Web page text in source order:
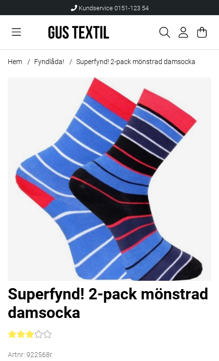
Kundservice 0151-123 54
.
Hem Fyndlåda! Superfynd! 2-pack mönstrad damsocka
Produktbilder Superfynd! 2-pack mönstrad damsocka
Superfynd! 2-pack mönstrad
damsocka
Medelbetyg 3 av 5 Antal betyg 5
Artnr: 922568r